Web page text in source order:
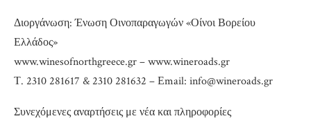
Διοργάνωση: Ένωση Οινοπαραγωγών «Οίνοι Βορείου
Ελλάδος»
www.winesofnorthgreece.gr – www.wineroads.gr
Τ. 2310 281617 & 2310 281632 – Εmail: info@wineroads.gr
Συνεχόμενες αναρτήσεις με νέα και πληροφορίες